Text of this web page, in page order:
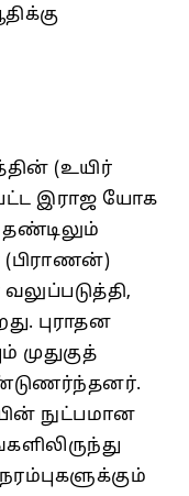
(உயிர்
இராஜ யோக
தண்டிலும்
(பிராணன்)
புராதன
நுட்பமான